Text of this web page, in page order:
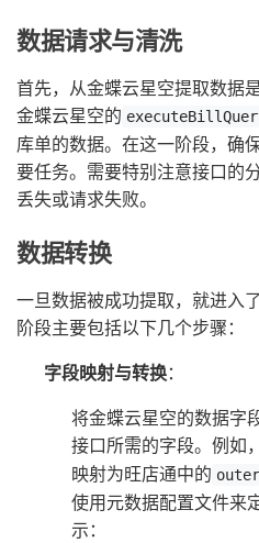
数据请求与清洗
首先，从金蝶云星空提取数据
金蝶云星空的
库单的数据。在这一阶段，确
要任务。需要特别注意接口的
丢失或请求失败。
数据转换
一旦数据被成功提取，就进入
阶段主要包括以下几个步骤：
字段映射与转换：
将金蝶云星空的数据字
接口所需的字段。例如
映射为旺店通中的
使用元数据配置文件来
示：